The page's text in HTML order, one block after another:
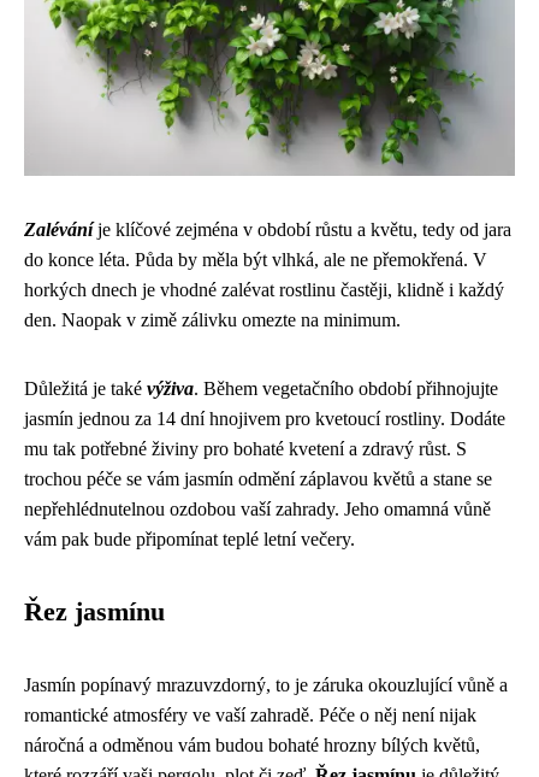
Zaléváníje klíčové zejména v období růstu a květu, tedy od jara
do konce léta. Půda by měla být vlhká, ale ne přemokřená. V
horkých dnech je vhodné zalévat rostlinu častěji, klidně i každý
den. Naopak v zimě zálivku omezte na minimum.
Důležitá je také výživa. Během vegetačního období přihnojujte
jasmín jednou za 14 dní hnojivem pro kvetoucí rostliny. Dodáte
mu tak potřebné živiny pro bohaté kvetení a zdravý růst. S
trochou péče se vám jasmín odmění záplavou květů a stane se
nepřehlédnutelnou ozdobou vaší zahrady. Jeho omamná vůně
vám pak bude připomínat teplé letní večery.
Řez jasmínu
Jasmín popínavý mrazuvzdorný, to je záruka okouzlující vůně a
romantické atmosféry ve vaší zahradě. Péče o něj není nijak
náročná a odměnou vám budou bohaté hrozny bílých květů,